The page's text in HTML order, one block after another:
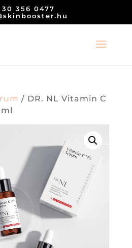
30 356 0477
/ DR. NL Vitamin C